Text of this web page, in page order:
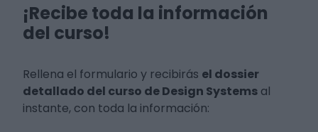
¡Recibe toda la información
del curso!
Rellena el formulario y recibirás el dossier
detallado del curso de Design Systems al
instante, con toda la información: